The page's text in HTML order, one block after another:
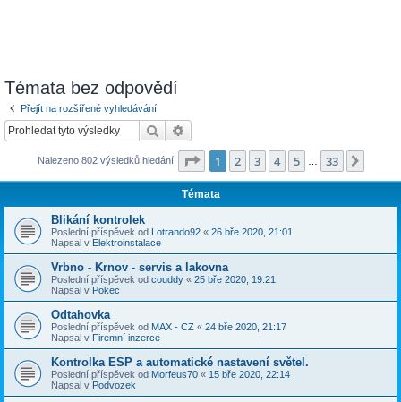
Témata bez odpovědí
Přejít na rozšířené vyhledávání
Hledat
Nalezeno 802 výsledků hledání Stránka z 33
1 2 3 4 5 33
Témata
Blikání kontrolek
Poslední příspěvek od Lotrando92 « 26 bře 2020, 21:01
Napsal v Elektroinstalace
Vrbno - Krnov - servis a lakovna
Poslední příspěvek od couddy « 25 bře 2020, 19:21
Napsal v Pokec
Odtahovka
Poslední příspěvek od MAX - CZ « 24 bře 2020, 21:17
Napsal v Firemní inzerce
Kontrolka ESP a automatické nastavení světel.
Poslední příspěvek od Morfeus70 « 15 bře 2020, 22:14
Napsal v Podvozek